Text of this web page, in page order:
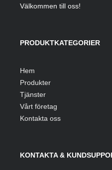
Välkommen till oss!
PRODUKTKATEGORIER
Hem
Produkter
Tjänster
Vårt företag
Kontakta oss
KONTAKTA &